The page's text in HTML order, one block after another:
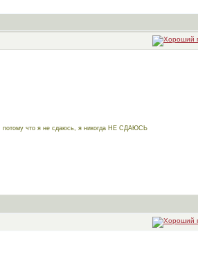
потому что я не сдаюсь, я никогда НЕ СДАЮСЬ